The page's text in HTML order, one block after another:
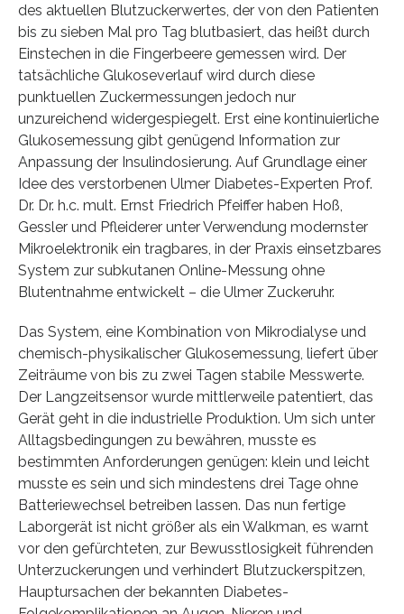
des aktuellen Blutzuckerwertes, der von den Patienten
bis zu sieben Mal pro Tag blutbasiert, das heißt durch
Einstechen in die Fingerbeere gemessen wird. Der
tatsächliche Glukoseverlauf wird durch diese
punktuellen Zuckermessungen jedoch nur
unzureichend widergespiegelt. Erst eine kontinuierliche
Glukosemessung gibt genügend Information zur
Anpassung der Insulindosierung. Auf Grundlage einer
Idee des verstorbenen Ulmer Diabetes-Experten Prof.
Dr. Dr. h.c. mult. Ernst Friedrich Pfeiffer haben Hoß,
Gessler und Pfleiderer unter Verwendung modernster
Mikroelektronik ein tragbares, in der Praxis einsetzbares
System zur subkutanen Online-Messung ohne
Blutentnahme entwickelt – die Ulmer Zuckeruhr.
Das System, eine Kombination von Mikrodialyse und
chemisch-physikalischer Glukosemessung, liefert über
Zeiträume von bis zu zwei Tagen stabile Messwerte.
Der Langzeitsensor wurde mittlerweile patentiert, das
Gerät geht in die industrielle Produktion. Um sich unter
Alltagsbedingungen zu bewähren, musste es
bestimmten Anforderungen genügen: klein und leicht
musste es sein und sich mindestens drei Tage ohne
Batteriewechsel betreiben lassen. Das nun fertige
Laborgerät ist nicht größer als ein Walkman, es warnt
vor den gefürchteten, zur Bewusstlosigkeit führenden
Unterzuckerungen und verhindert Blutzuckerspitzen,
Hauptursachen der bekannten Diabetes-